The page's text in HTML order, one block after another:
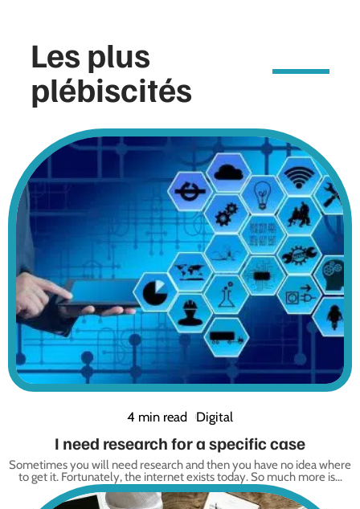
Les plus
plébiscités
4 min read Digital
I need research for a specific case
Sometimes you will need research and then you have no idea where
to get it. Fortunately, the internet exists today. So much more is…